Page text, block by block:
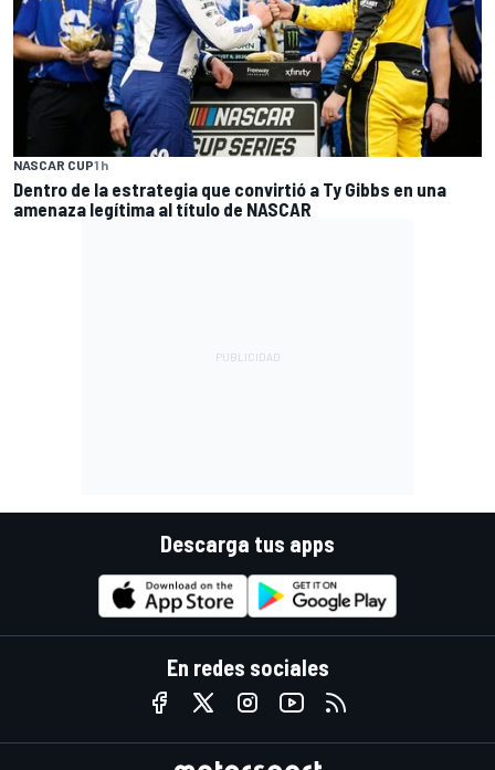
NASCAR CUP1 h
Dentro de la estrategia que convirtió a Ty Gibbs en una
amenaza legítima al título de NASCAR
Descarga tus apps
En redes sociales